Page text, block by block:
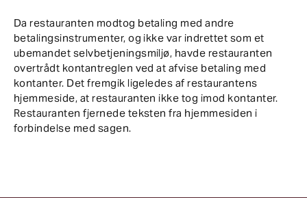
Da restauranten modtog betaling med andre
betalingsinstrumenter, og ikke var indrettet som et
ubemandet selvbetjeningsmiljø, havde restauranten
overtrådt kontantreglen ved at afvise betaling med
kontanter. Det fremgik ligeledes af restaurantens
hjemmeside, at restauranten ikke tog imod kontanter.
Restauranten fjernede teksten fra hjemmesiden i
forbindelse med sagen.